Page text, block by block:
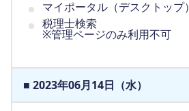
マイポータル（デスクトップ）
税理士検索
※管理ページのみ利用不可
■ 2023年06月14日（水）